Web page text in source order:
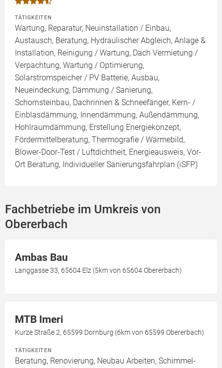
TÄTIGKEITEN
Wartung, Reparatur, Neuinstallation / Einbau,
Austausch, Beratung, Hydraulischer Abgleich, Anlage &
Installation, Reinigung / Wartung, Dach Vermietung /
Verpachtung, Wartung / Optimierung,
Solarstromspeicher / PV Batterie, Ausbau,
Neueindeckung, Dämmung / Sanierung,
Schornsteinbau, Dachrinnen & Schneefänger, Kern- /
Einblasdämmung, Innendämmung, Außendämmung,
Hohlraumdämmung, Erstellung Energiekonzept,
Fördermittelberatung, Thermografie / Wärmebild,
Blower-Door-Test / Luftdichtheit, Energieausweis, Vor-
Ort Beratung, Individueller Sanierungsfahrplan (iSFP)
Fachbetriebe im Umkreis von
Obererbach
Ambas Bau
Langgasse 33, 65604 Elz (5km von 65604 Obererbach)
MTB Imeri
Kurze Straße 2, 65599 Dornburg (6km von 65599 Obererbach)
TÄTIGKEITEN
Beratung, Renovierung, Neubau Arbeiten, Schimmel-